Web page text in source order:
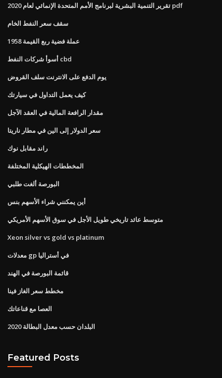
تقرير التنمية البشرية لبرنامج الأمم المتحدة الإنمائي لعام 2020 pdf
سقف سعر النفط الخام
1958 عملة فضية ربع القيمة
أسوأ شركات النفط cbd
يوم الدفع على الانترنت سلف القروض
كيف يعمل التداول في سيارتك
مقدار الرافعة المالية في العقد الآجل
سعر الدولار إلى الين في مطار ناريتا
راند مقابل نوك
المخططات الهيكلية المختلفة
البورصة ألغت طلبي
أين يمكنني شراء الأسهم بنس
متوسط ​​عائد تاريخي طويل الأجل في سوق الأسهم الأمريكي
Xeon silver vs gold vs platinum
معدلات gp في أستراليا
قائمة البورصة في الهند
مخطط سعر الغاز فينا
العصا مع قناعاتك
البلدان حسب معدل البطالة 2020
Featured Posts